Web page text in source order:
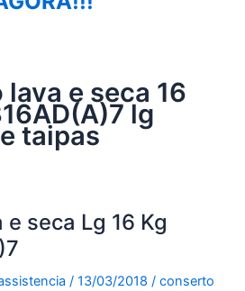
e seca 16
lg
taipas
seca Lg 16 Kg
/13/03/2018 /conserto